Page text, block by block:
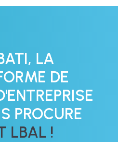
LA
DE
PROCURE
LBAL !